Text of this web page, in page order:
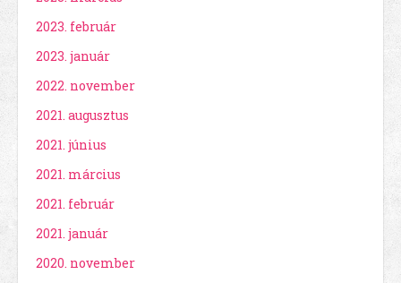
2023. február
2023. január
2022. november
2021. augusztus
2021. június
2021. március
2021. február
2021. január
2020. november